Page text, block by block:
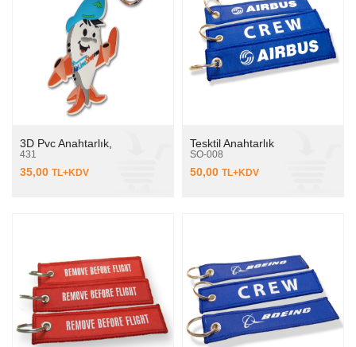
3D Pvc Anahtarlık,
431
35,00 TL+KDV
Tesktil Anahtarlık
SO-008
50,00 TL+KDV